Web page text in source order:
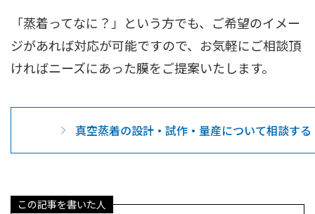
「蒸着ってなに？」という方でも、ご希望のイメー
ジがあれば対応が可能ですので、お気軽にご相談頂
ければニーズにあった膜をご提案いたします。
真空蒸着の設計・試作・量産について相談する
この記事を書いた人